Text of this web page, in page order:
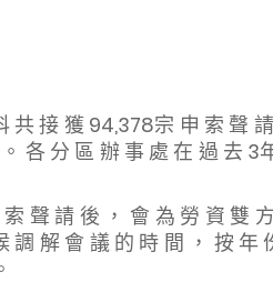
共 接 獲 94,378宗 申 索 聲
各 分 區 辦 事 處 在 過 去 3
請 後 ， 會 為 勞 資 雙
調 解 會 議 的 時 間 ， 按 年